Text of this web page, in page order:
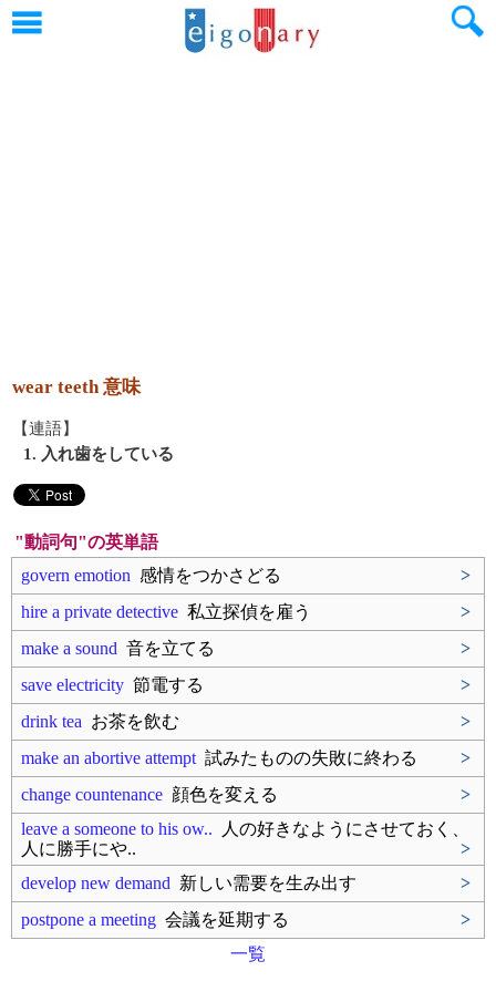
wear teeth 意味
【連語】
1. 入れ歯をしている
"動詞句"の英単語
govern emotion 感情をつかさどる
>
hire a private detective 私立探偵を雇う
>
make a sound 音を立てる
>
save electricity 節電する
>
drink tea お茶を飲む
>
make an abortive attempt 試みたものの失敗に終わる
>
change countenance 顔色を変える
>
leave a someone to his ow.. 人の好きなようにさせておく、
人に勝手にや..
>
develop new demand 新しい需要を生み出す
>
postpone a meeting 会議を延期する
>
一覧